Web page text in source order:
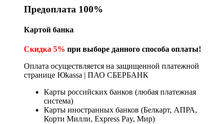
Предоплата 100%
Картой банка
Скидка 5% при выборе данного способа оплаты!
Оплата осуществляется на защищенной платежной
странице Юkassa | ПАО СБЕРБАНК
Карты российских банков (любая платежная
система)
Карты иностранных банков (Белкарт, АПРА,
Корти Милли, Express Pay, Мир)